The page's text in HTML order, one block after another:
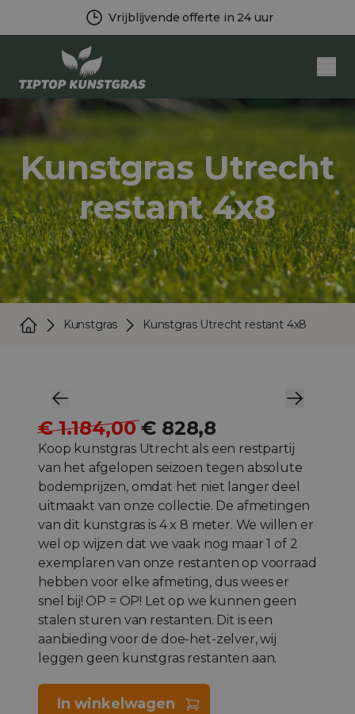
Gratis levering vanaf € 500,-
Kunstgras Utrecht
restant 4x8
Kunstgras Kunstgras Utrecht restant 4x8
€ 1.184,00€ 828,8
Koop kunstgras Utrecht als een restpartij
van het afgelopen seizoen tegen absolute
bodemprijzen, omdat het niet langer deel
uitmaakt van onze collectie. De afmetingen
van dit kunstgras is 4 x 8 meter. We willen er
wel op wijzen dat we vaak nog maar 1 of 2
exemplaren van onze restanten op voorraad
hebben voor elke afmeting, dus wees er
snel bij! OP = OP! Let op we kunnen geen
stalen sturen van restanten. Dit is een
aanbieding voor de doe-het-zelver, wij
leggen geen kunstgras restanten aan.
In winkelwagen